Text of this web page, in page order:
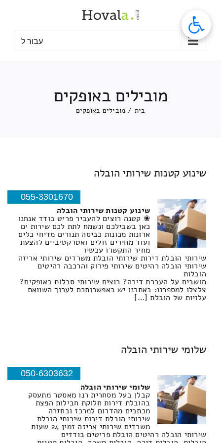
עבור ל
מובילים באופקים
בית / מובילים באופקים
שינוע קטנות שירותי הובלה
055-3301670
שינוע קטנות שירותי הובלה
❀ קטנה רוצים להעביר פריט בודד אנחנו
כאן בשבילכם ונשמח לתת לכם שירות ים
ארונות מכונות כביסה תנורים מדיחי כלים
ועוד מחירים זולים ואטרקטיביים להצעת
מחיר התקשרו עכשיו
שירותי הובלת דירות שירותי הובלת משרדים שירותי אריזה
שירותי הובלה רהיטים שירותי פירוק והרכבה רהיטים
הובלות
חושבים על העברת דירה? רוצים שירותי סבלות באופקים?
צלצלו למספרנו: באתרנו יש באפשרותכם לערוך השוואת
עלויות של הובלת […]
שלומי שירותי הובלה
050-6303632
שלומי שירותי הובלה
קבלן בעל מסחרית רנו מאסטר מתעסק
בהובלת דירות חלוקת חבילות הפצת
מכתבים מהדרום למרכז ובחזרה
שירותי הובלת דירות שירותי הובלת
משרדים שירותי אריזה זמין 24 שעות
שירותי הובלה רהיטים הובלת פריטים בודדים